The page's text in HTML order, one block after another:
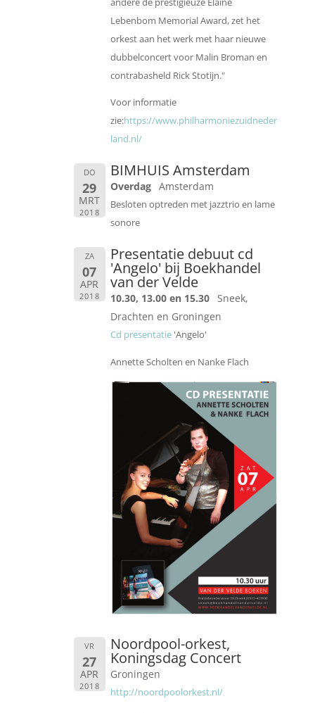
Lebenbom Memorial Award, zet het
orkest aan het werk met haar nieuwe
dubbelconcert voor Malin Broman en
contrabasheld Rick Stotijn."
Voor informatie
zie:https://www.philharmoniezuidneder
land.nl/
DO
29
MRT
2018
BIMHUIS Amsterdam
Overdag Amsterdam
Besloten optreden met jazztrio en lame
sonore
ZA
07
APR
2018
Presentatie debuut cd
'Angelo' bij Boekhandel
van der Velde
10.30, 13.00 en 15.30 Sneek,
Drachten en Groningen
Cd presentatie'Angelo'
Annette Scholten en Nanke Flach
VR
27
APR
2018
Noordpool-orkest,
Koningsdag Concert
Groningen
http://noordpoolorkest.nl/